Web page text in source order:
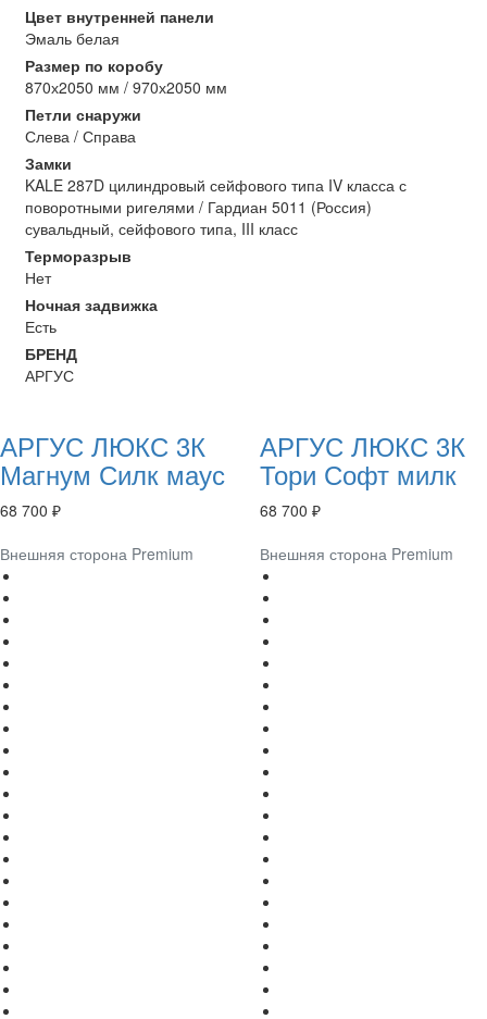
Цвет внутренней панели
Эмаль белая
Размер по коробу
870х2050 мм / 970х2050 мм
Петли снаружи
Слева / Справа
Замки
KALE 287D цилиндровый сейфового типа IV класса с
поворотными ригелями / Гардиан 5011 (Россия)
сувальдный, сейфового типа, III класс
Терморазрыв
Нет
Ночная задвижка
Есть
БРЕНД
АРГУС
АРГУС ЛЮКС 3К
Магнум Силк маус
68 700 ₽
Внешняя сторона Premium
АРГУС ЛЮКС 3К
Тори Софт милк
68 700 ₽
Внешняя сторона Premium